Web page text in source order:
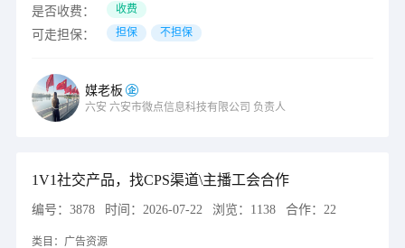
是否收费： 收费
可走担保： 担保 不担保
媒老板
六安 六安市微点信息科技有限公司 负责人
1V1社交产品，找CPS渠道\主播工会合作
编号： 3878 时间： 2026-07-22 浏览： 1138 合作： 22
类目： 广告资源